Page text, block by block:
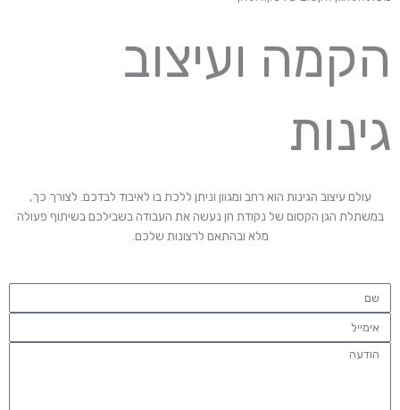
הקמה ועיצוב
גינות
עולם עיצוב הגינות הוא רחב ומגוון וניתן ללכת בו לאיבוד לבדכם. לצורך כך,
במשתלת הגן הקסום של נקודת חן נעשה את העבודה בשבילכם בשיתוף פעולה
מלא ובהתאם לרצונות שלכם.
ם
י